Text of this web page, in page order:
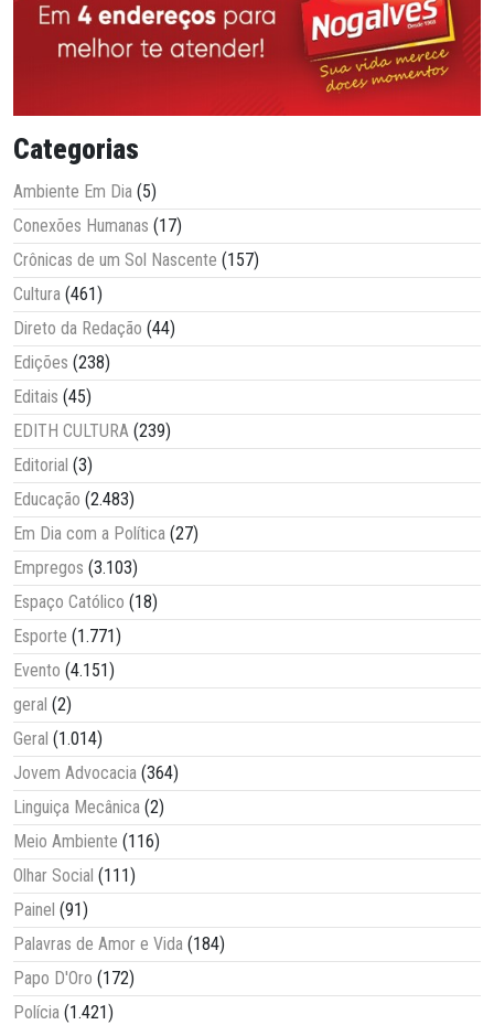
Categorias
Ambiente Em Dia (5)
Conexões Humanas (17)
Crônicas de um Sol Nascente (157)
Cultura (461)
Direto da Redação (44)
Edições (238)
Editais (45)
EDITH CULTURA (239)
Editorial (3)
Educação (2.483)
Em Dia com a Política (27)
Empregos (3.103)
Espaço Católico (18)
Esporte (1.771)
Evento (4.151)
geral (2)
Geral (1.014)
Jovem Advocacia (364)
Linguiça Mecânica (2)
Meio Ambiente (116)
Olhar Social (111)
Painel (91)
Palavras de Amor e Vida (184)
Papo D'Oro (172)
Polícia (1.421)